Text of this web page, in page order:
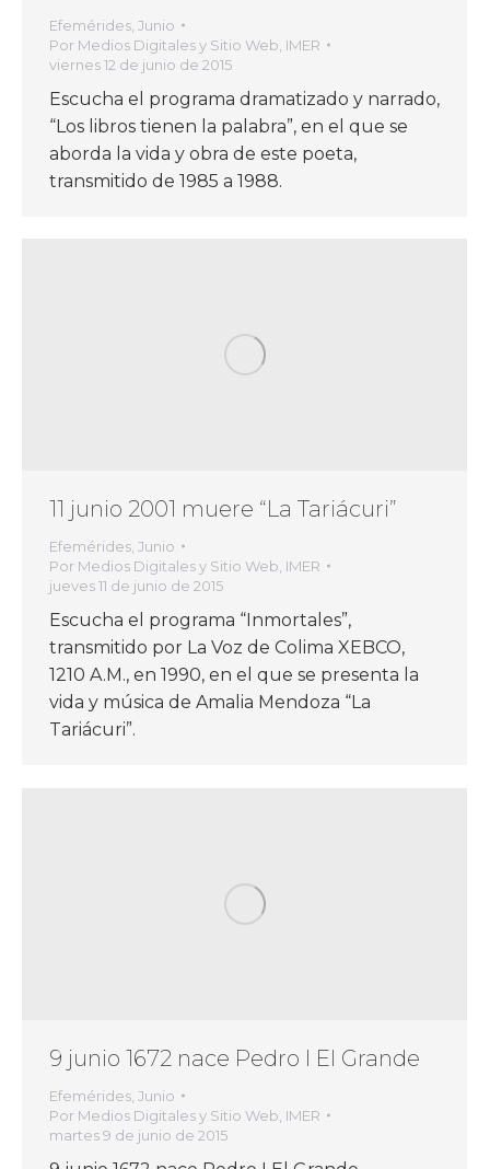
Efemérides, Junio
Por Medios Digitales y Sitio Web, IMER
viernes 12 de junio de 2015
Escucha el programa dramatizado y narrado,
“Los libros tienen la palabra”, en el que se
aborda la vida y obra de este poeta,
transmitido de 1985 a 1988.
11 junio 2001 muere “La Tariácuri”
Efemérides, Junio
Por Medios Digitales y Sitio Web, IMER
jueves 11 de junio de 2015
Escucha el programa “Inmortales”,
transmitido por La Voz de Colima XEBCO,
1210 A.M., en 1990, en el que se presenta la
vida y música de Amalia Mendoza “La
Tariácuri”.
9 junio 1672 nace Pedro I El Grande
Efemérides, Junio
Por Medios Digitales y Sitio Web, IMER
martes 9 de junio de 2015